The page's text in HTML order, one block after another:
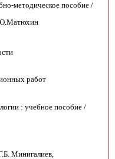
методическое пособие /
работ
: учебное пособие /
Минигалиев,